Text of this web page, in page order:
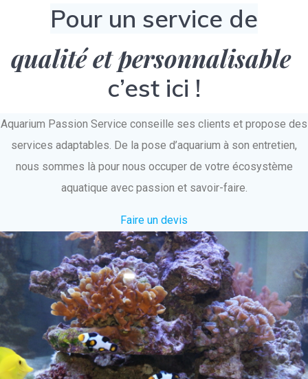
Pour un service de
qualité et personnalisable
c’est ici !
Aquarium Passion Service conseille ses clients et propose des
services adaptables. De la pose d’aquarium à son entretien,
nous sommes là pour nous occuper de votre écosystème
aquatique avec passion et savoir-faire.
Faire un devis